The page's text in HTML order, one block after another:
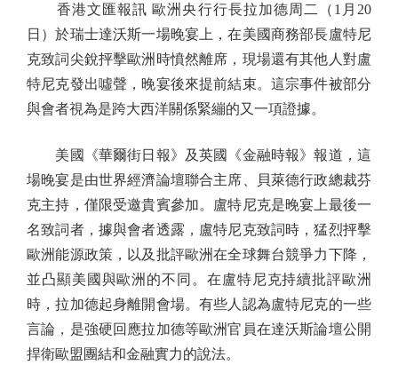
香港文匯報訊 歐洲央行行長拉加德周二（1月20
日）於瑞士達沃斯一場晚宴上，在美國商務部長盧特尼
克致詞尖銳抨擊歐洲時憤然離席，現場還有其他人對盧
特尼克發出噓聲，晚宴後來提前結束。這宗事件被部分
與會者視為是跨大西洋關係緊繃的又一項證據。
美國《華爾街日報》及英國《金融時報》報道，這
場晚宴是由世界經濟論壇聯合主席、貝萊德行政總裁芬
克主持，僅限受邀貴賓參加。盧特尼克是晚宴上最後一
名致詞者，據與會者透露，盧特尼克致詞時，猛烈抨擊
歐洲能源政策，以及批評歐洲在全球舞台競爭力下降，
並凸顯美國與歐洲的不同。在盧特尼克持續批評歐洲
時，拉加德起身離開會場。有些人認為盧特尼克的一些
言論，是強硬回應拉加德等歐洲官員在達沃斯論壇公開
捍衛歐盟團結和金融實力的說法。